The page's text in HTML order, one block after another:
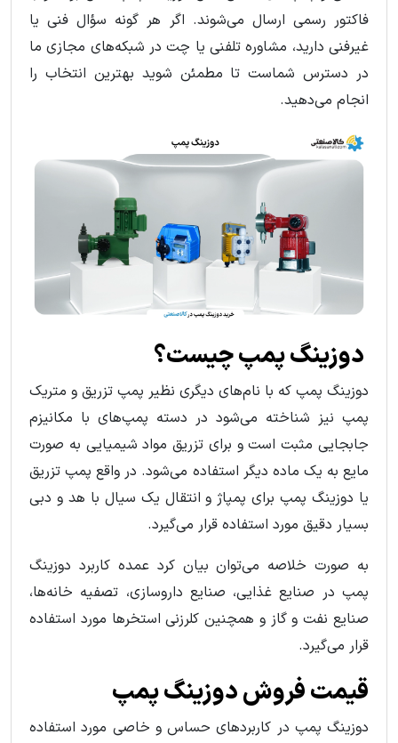
فاکتور رسمی ارسال می‌شوند. اگر هر گونه سؤال فنی یا
غیرفنی دارید، مشاوره تلفنی یا چت در شبکه‌های مجازی ما
در دسترس شماست تا مطمئن شوید بهترین انتخاب را
انجام می‌دهید.
دوزینگ پمپ چیست؟
دوزینگ پمپ که با نام‌های دیگری نظیر پمپ تزریق و متریک
پمپ نیز شناخته می‌شود در دسته پمپ‌های با مکانیزم
جابجایی مثبت است و برای تزریق مواد شیمیایی به صورت
مایع به یک ماده دیگر استفاده می‌شود. در واقع پمپ تزریق
یا دوزینگ پمپ برای پمپاژ و انتقال یک سیال با هد و دبی
بسیار دقیق مورد استفاده قرار می‌گیرد.
به صورت خلاصه می‌توان بیان کرد عمده کاربرد دوزینگ
پمپ‌ در صنایع غذایی، صنایع داروسازی، تصفیه خانه‌ها،
صنایع نفت و گاز و همچنین کلرزنی استخرها مورد استفاده
قرار می‌گیرد.
قیمت فروش دوزینگ پمپ
دوزینگ پمپ در کاربردهای حساس و خاصی مورد استفاده